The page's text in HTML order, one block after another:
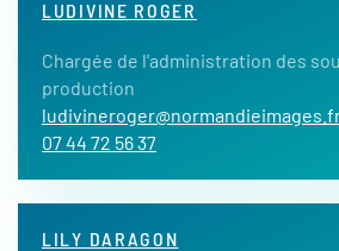
LUDIVINE ROGER
Chargée de l'administration des
production
07 44 72 56 37
LILY DARAGON